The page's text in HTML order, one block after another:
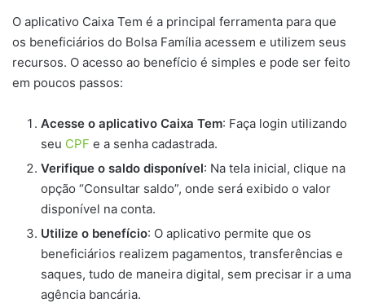
O aplicativo Caixa Tem é a principal ferramenta para que
os beneficiários do Bolsa Família acessem e utilizem seus
recursos. O acesso ao benefício é simples e pode ser feito
em poucos passos:
Acesse o aplicativo Caixa Tem: Faça login utilizando
seu CPF e a senha cadastrada.
Verifique o saldo disponível: Na tela inicial, clique na
opção “Consultar saldo”, onde será exibido o valor
disponível na conta.
Utilize o benefício: O aplicativo permite que os
beneficiários realizem pagamentos, transferências e
saques, tudo de maneira digital, sem precisar ir a uma
agência bancária.